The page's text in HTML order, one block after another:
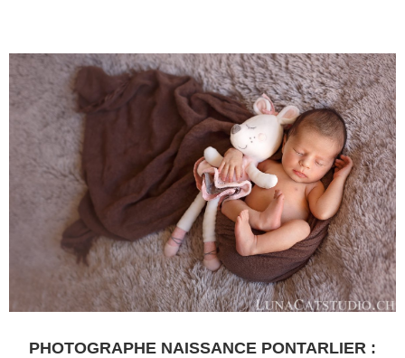
PHOTOGRAPHE NAISSANCE PONTARLIER :